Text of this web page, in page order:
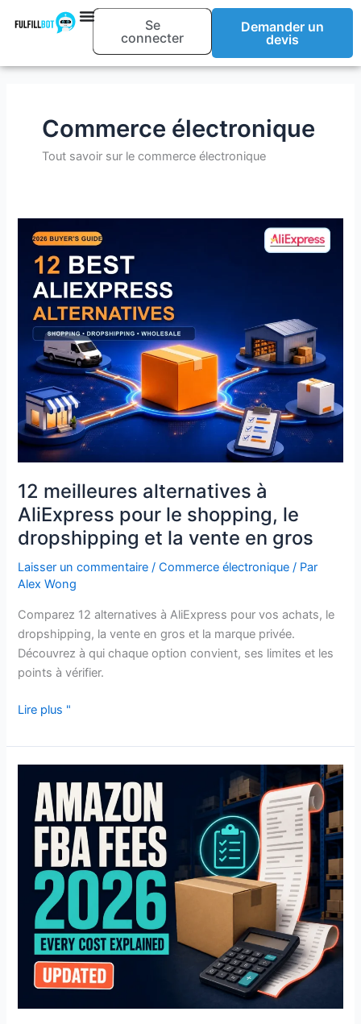
Se
connecter
Demander un
devis
Commerce électronique
Tout savoir sur le commerce électronique
12 meilleures alternatives à
AliExpress pour le shopping, le
dropshipping et la vente en gros
Laisser un commentaire /Commerce électronique / Par
Alex Wong
Comparez 12 alternatives à AliExpress pour vos achats, le
dropshipping, la vente en gros et la marque privée.
Découvrez à qui chaque option convient, ses limites et les
points à vérifier.
meilleures
alternatives
AliExpress
pour
shopping,
le
dropshipping
et
la
vente
gros
Lire plus "
Amazon
FBA
2026 :
explication
détaillée
tous
coûts